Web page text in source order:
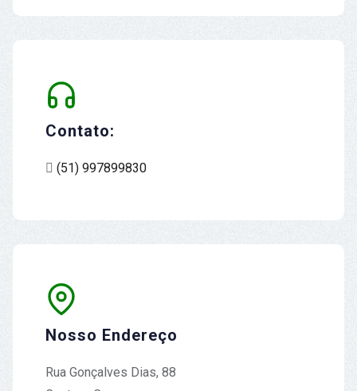
Contato:
(51) 997899830
Nosso Endereço
Rua Gonçalves Dias, 88